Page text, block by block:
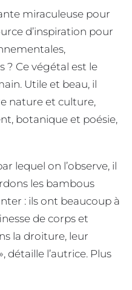
miraculeuse pour
d’inspiration pour
? Ce végétal est le
Utile et beau, il
nature et culture,
botanique et poésie,
lequel on l’observe, il
les bambous
: ils ont beaucoup à
de corps et
la droiture, leur
détaille l’autrice. Plus